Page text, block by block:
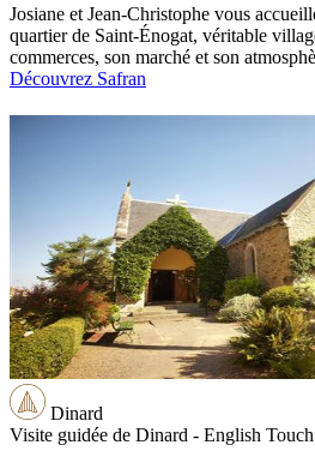
Josiane et Jean-Christophe vous
quartier de Saint-Énogat, véritable
commerces, son marché et son
Découvrez Safran
Dinard
Visite guidée de Dinard - English Touch